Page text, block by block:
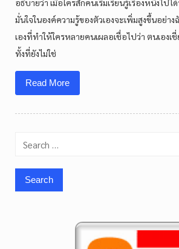
อธิบายว่า เมื่อใครสักคนเริ่มเรียนรู้เรื่องหนึ่งไปไ
มั่นใจในองค์ความรู้ของตัวเองจะเพิ่มสูงขึ้นอย่า
เองที่ทำให้ใครหลายคนเผลอเชื่อไปว่า ตนเองเ
ทั้งที่ยังไม่ใช่
Read More
Search